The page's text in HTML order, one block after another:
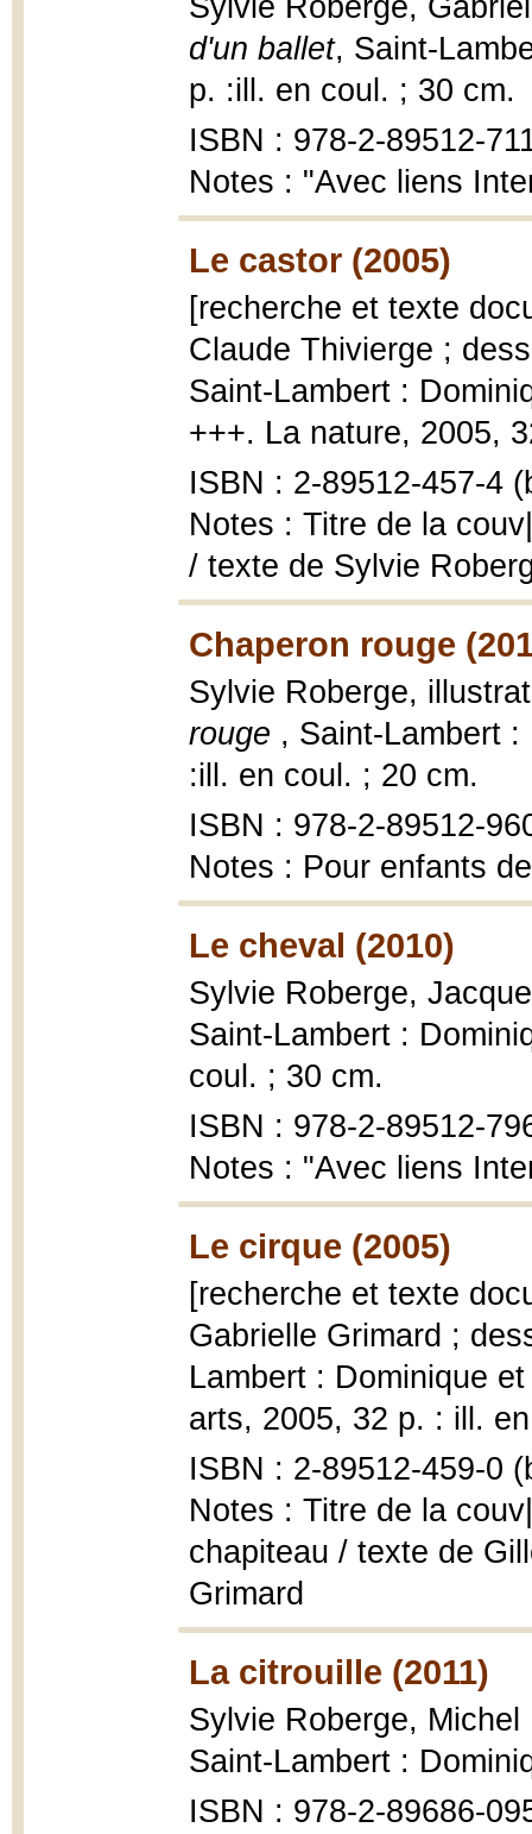
Sylvie Roberge,
d'un ballet, Saint-
p. :ill. en coul. ; 30 cm.
ISBN : 978-2-89512-
Notes : "Avec liens
Le castor (2005)
[recherche et texte
Claude Thivierge ;
Saint-Lambert :
+++. La nature, 2005,
ISBN : 2-89512-457-4
Notes : Titre de la
/ texte de Sylvie
Chaperon rouge
Sylvie Roberge,
rouge , Saint-Lambert
:ill. en coul. ; 20 cm.
ISBN : 978-2-89512-
Notes : Pour enfants
Le cheval (2010)
Sylvie Roberge,
Saint-Lambert :
coul. ; 30 cm.
ISBN : 978-2-89512-
Notes : "Avec liens
Le cirque (2005)
[recherche et texte
Gabrielle Grimard ;
Lambert : Dominique
arts, 2005, 32 p. : ill.
ISBN : 2-89512-459-0
Notes : Titre de la
chapiteau / texte de
Grimard
La citrouille (2011)
Sylvie Roberge,
Saint-Lambert :
ISBN : 978-2-89686-